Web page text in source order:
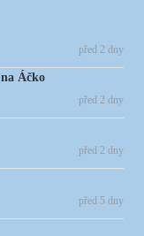
před 2 dny
Áčko
před 2 dny
před 2 dny
před 5 dny